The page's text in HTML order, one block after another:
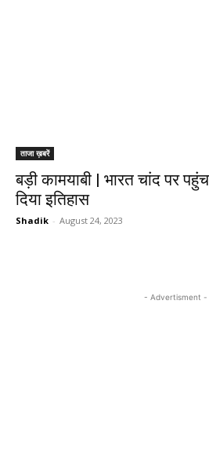
ताजा ख़बरें
बड़ी कामयाबी | भारत चांद पर
दिया इतिहास
Shadik - August 24, 2023
- Advertisment -